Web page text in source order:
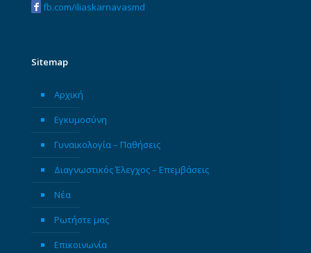
fb.com/iliaskarnavasmd
Sitemap
Αρχική
Εγκυμοσύνη
Γυναικολογία – Παθήσεις
Διαγνωστικός Έλεγχος – Επεμβάσεις
Νέα
Ρωτήστε μας
Επικοινωνία